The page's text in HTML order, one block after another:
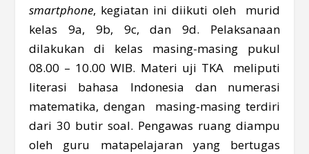
smartphone, kegiatan ini diikuti oleh murid
kelas 9a, 9b, 9c, dan 9d. Pelaksanaan
dilakukan di kelas masing-masing pukul
08.00 – 10.00 WIB. Materi uji TKA meliputi
literasi bahasa Indonesia dan numerasi
matematika, dengan masing-masing terdiri
dari 30 butir soal. Pengawas ruang diampu
oleh guru matapelajaran yang bertugas